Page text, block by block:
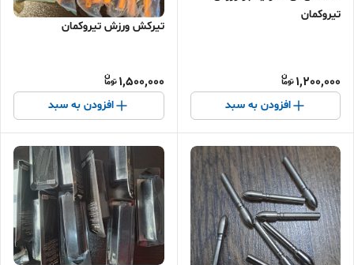
تیروکمان
1,200,000
افزودن به سبد
تیرکش ورزش تیروکمان
1,500,000
افزودن به سبد